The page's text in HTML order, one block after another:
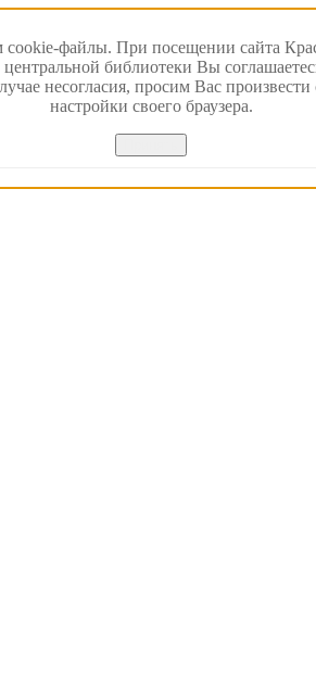
файлы. При посещении сайта
библиотеки Вы
несогласия, просим Вас
настройки своего браузера.